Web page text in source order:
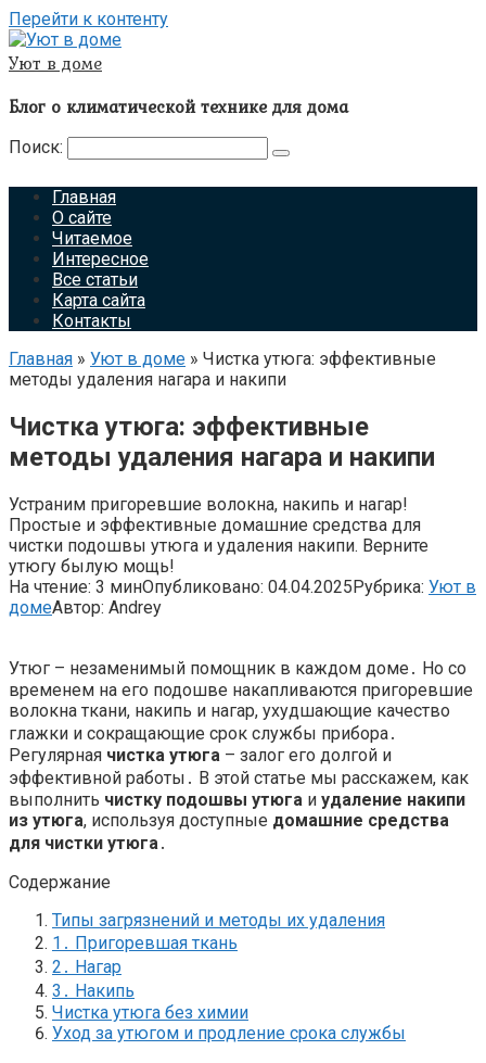
Перейти к контенту
Уют в доме
Блог о климатической технике для дома
Поиск:
Главная
О сайте
Читаемое
Интересное
Все статьи
Карта сайта
Контакты
Главная » Уют в доме » Чистка утюга: эффективные
методы удаления нагара и накипи
Чистка утюга: эффективные
методы удаления нагара и накипи
Устраним пригоревшие волокна, накипь и нагар!
Простые и эффективные домашние средства для
чистки подошвы утюга и удаления накипи. Верните
утюгу былую мощь!
На чтение: 3 минОпубликовано: 04.04.2025Рубрика: Уют в
домеАвтор: Andrey
Утюг – незаменимый помощник в каждом доме․ Но со
временем на его подошве накапливаются пригоревшие
волокна ткани, накипь и нагар, ухудшающие качество
глажки и сокращающие срок службы прибора․
Регулярная чистка утюга – залог его долгой и
эффективной работы․ В этой статье мы расскажем, как
выполнить чистку подошвы утюга и удаление накипи
из утюга, используя доступные домашние средства
для чистки утюга․
Содержание
Типы загрязнений и методы их удаления
1․ Пригоревшая ткань
2․ Нагар
3․ Накипь
Чистка утюга без химии
Уход за утюгом и продление срока службы